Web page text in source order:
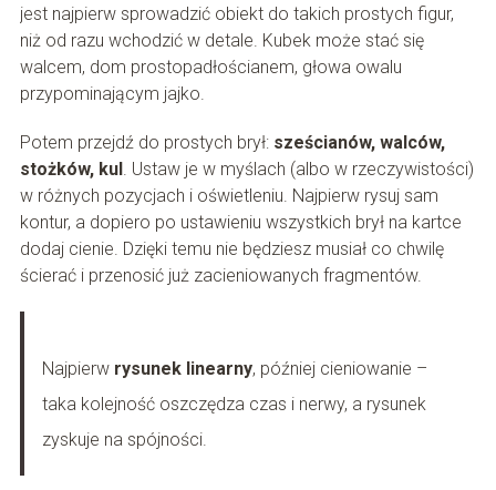
jest najpierw sprowadzić obiekt do takich prostych figur,
niż od razu wchodzić w detale. Kubek może stać się
walcem, dom prostopadłościanem, głowa owalu
przypominającym jajko.
Potem przejdź do prostych brył: sześcianów, walców,
stożków, kul. Ustaw je w myślach (albo w rzeczywistości)
w różnych pozycjach i oświetleniu. Najpierw rysuj sam
kontur, a dopiero po ustawieniu wszystkich brył na kartce
dodaj cienie. Dzięki temu nie będziesz musiał co chwilę
ścierać i przenosić już zacieniowanych fragmentów.
Najpierw rysunek linearny, później cieniowanie –
taka kolejność oszczędza czas i nerwy, a rysunek
zyskuje na spójności.